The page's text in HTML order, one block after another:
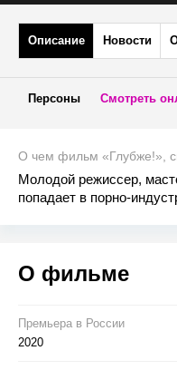
Описание Новости
Персоны Смотреть
О чем фильм «Глубже!»,
Молодой режиссер,
попадает в порно-
О фильме
Премьера в Росcии
2020